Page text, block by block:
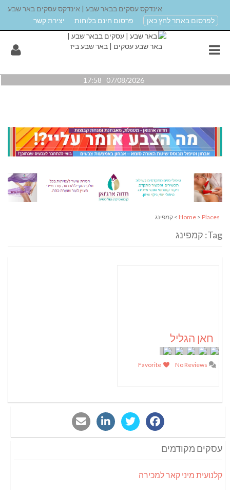
אינדקס עסקים בבאר שבע | אינדקס עסקים באר שבע
לפרסום באתר לחץ כאן
פרסום חינם בלוחות יצירת קשר
07/08/2026 17:58
Home > Places > קמפינג
Tag: קמפינג
חאן הגליל
עסקים מקודמים
קלנועית מיני קאר למכירה